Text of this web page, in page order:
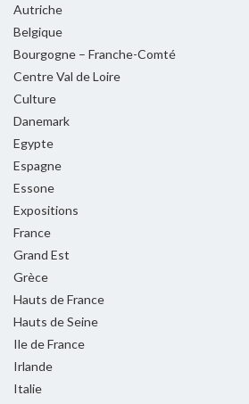
Autriche
Belgique
Bourgogne – Franche-Comté
Centre Val de Loire
Culture
Danemark
Egypte
Espagne
Essone
Expositions
France
Grand Est
Grèce
Hauts de France
Hauts de Seine
Ile de France
Irlande
Italie